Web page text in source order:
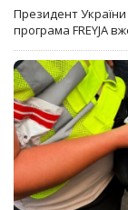
Президент
програма FREYJA